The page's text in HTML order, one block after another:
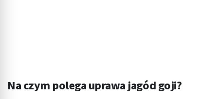
Na czym polega uprawa jagód goji?